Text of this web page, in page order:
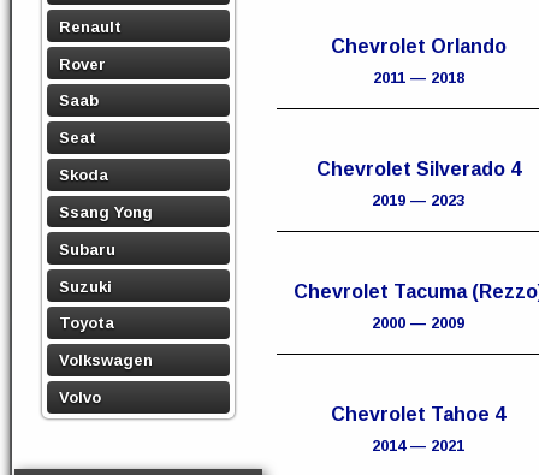
Renault
Rover
Saab
Seat
Skoda
Ssang Yong
Subaru
Suzuki
Toyota
Volkswagen
Volvo
Chevrolet Orlando
2011 — 2018
Chevrolet Silverado 4
2019 — 2023
Chevrolet Tacuma
2000 — 2009
Chevrolet Tahoe 4
2014 — 2021